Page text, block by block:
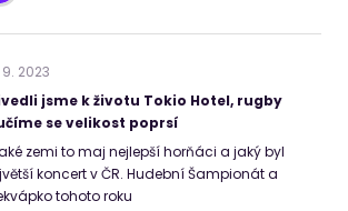
9. 2023
jsme k životu Tokio Hotel, rugby
se velikost poprsí
zemi to maj nejlepší horňáci a jaký byl
koncert v ČR. Hudební Šampionát a
tohoto roku